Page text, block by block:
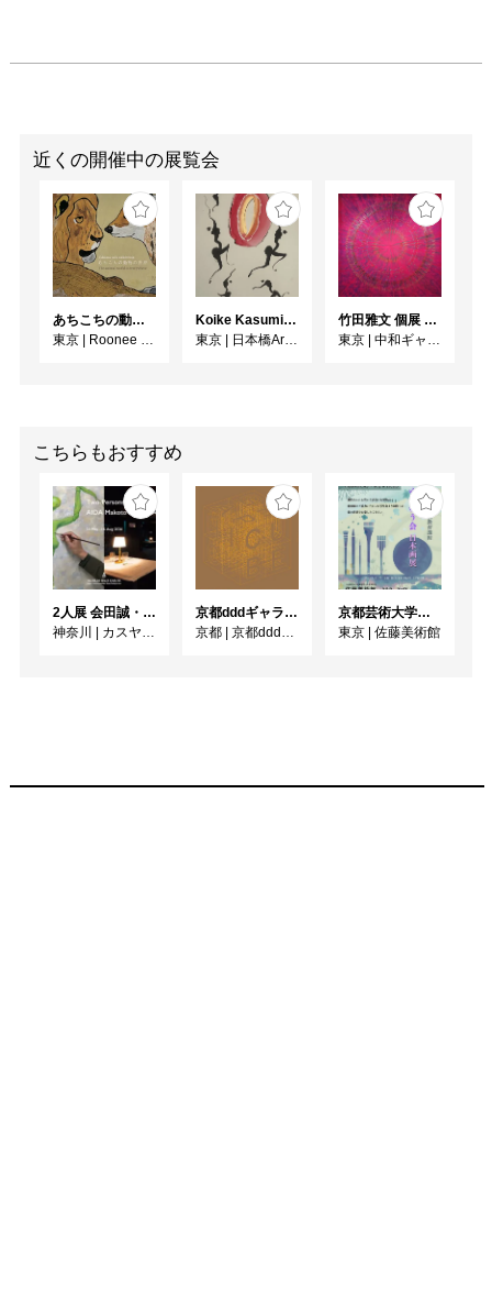
近くの開催中の展覧会
あちこちの動物の世界
東京
Roonee 247 fine arts
Koike Kasumi Web個展 ラ・ダンス
東京
日本橋Art.jp
竹田雅文 個展 －Jam Service Exhibition－
東京
中和ギャラリー
こちらもおすすめ
2人展 会田誠・岡田裕子
神奈川
カスヤの森現代美術館
京都dddギャラリー第252回企画展 GRAPHIC CUBE –シアターポスター DNPグラフィックデザイン・アーカイブより
京都
京都dddギャラリー
京都芸術大学通信教育課程 ゆうゆう会日本画展
東京
佐藤美術館